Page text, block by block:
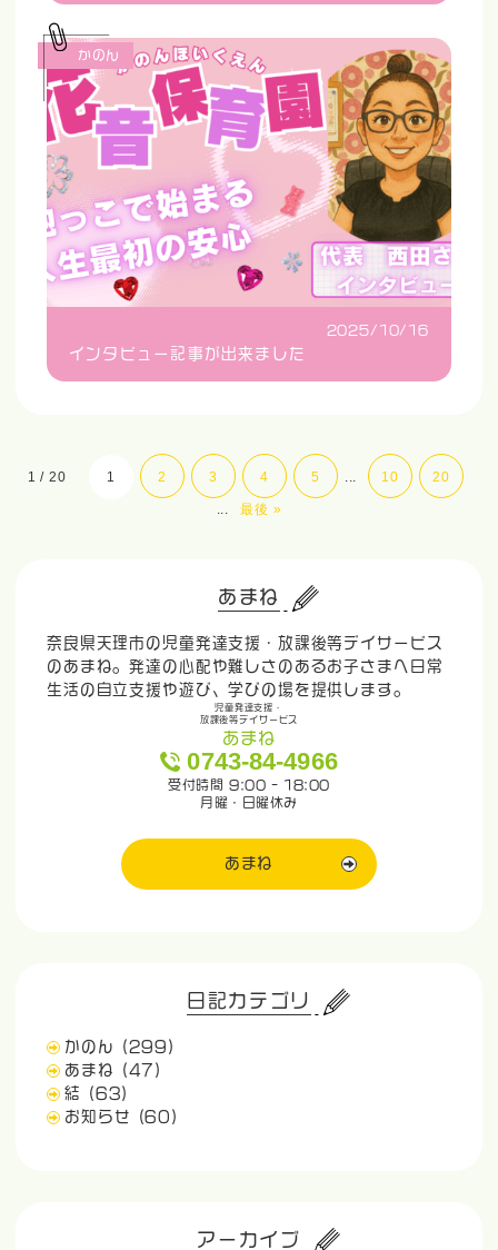
2025/10/16
インタビュー記事が出来ました
かのん
1 / 20 1 2 3 4 5 ... 10 20
... 最後 »
あまね
奈良県天理市の児童発達支援・放課後等デイサービス
のあまね。発達の心配や難しさのあるお子さまへ日常
生活の自立支援や遊び、学びの場を提供します。
児童発達支援・
放課後等デイサービス
あまね
0743-84-4966
受付時間 9:00 - 18:00
月曜・日曜休み
あまね
日記カテゴリ
かのん
(299)
あまね
(47)
結
(63)
お知らせ
(60)
アーカイブ